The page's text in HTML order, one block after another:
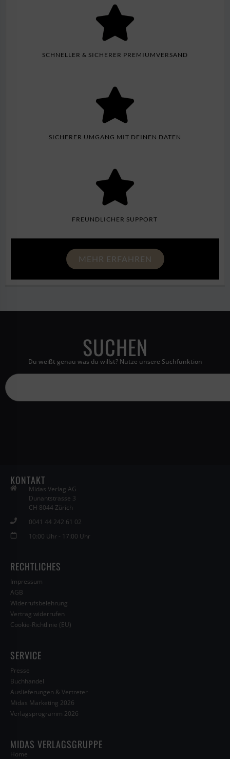
SCHNELLER & SICHERER PREMIUMVERSAND
SICHERER UMGANG MIT DEINEN DATEN
FREUNDLICHER SUPPORT
MEHR ERFAHREN
SUCHEN
Du weißt genau was du willst? Nutze unsere Suchfunktion
KONTAKT
Midas Verlag AG
Dunantstrasse 3
CH 8044 Zürich
0041 44 242 61 02
10:00 Uhr - 17:00 Uhr
RECHTLICHES
Impressum
AGB
Widerrufsbelehrung
Vertrag widerrufen
Cookie-Richtlinie (EU)
SERVICE
Presse
Buchhandel
Auslieferungen & Vertreter
Midas Marketing 2026
Verlagsprogramm 2026
MIDAS VERLAGSGRUPPE
Home